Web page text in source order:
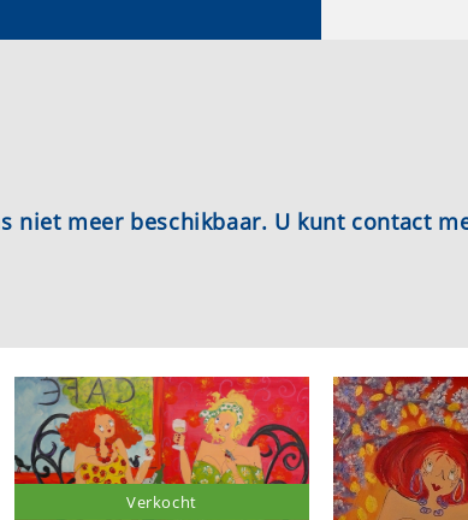
niet meer beschikbaar. U kunt contact
Verkocht